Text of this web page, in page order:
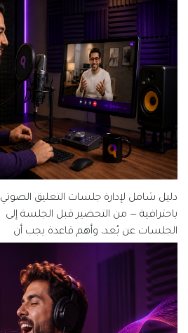
دليل شامل لإدارة جلسات التعليق الصوتي
باحترافية — من التحضير قبل الجلسة إلى
الجلسات عن بُعد، وأهم قاعدة يجب أن
يعرفها كل مخرج ومنتج وفنان صوت.